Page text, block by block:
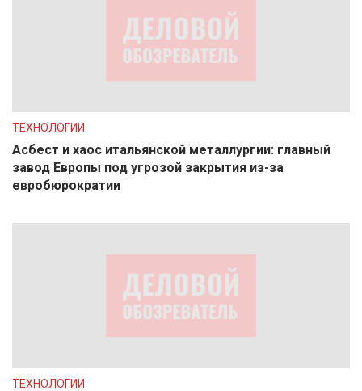
ТЕХНОЛОГИИ
Асбест и хаос итальянской металлургии: главный
завод Европы под угрозой закрытия из-за
евробюрократии
ТЕХНОЛОГИИ